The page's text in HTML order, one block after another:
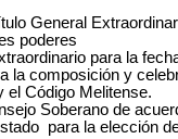
General
poderes
para la
la composición y
el Código Melitense.
Soberano de
para la elección